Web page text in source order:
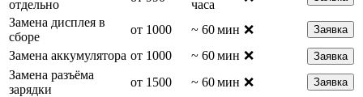
отдельно
часа
Замена дисплея в
сборе
от 1000 ~ 60 мин ❌ Заявка
Замена аккумулятора от 1000 ~ 60 мин ❌ Заявка
Замена разъёма
зарядки
от 1500 ~ 60 мин ❌ Заявка